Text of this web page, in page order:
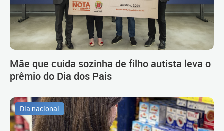
Mãe que cuida sozinha de filho autista leva o
prêmio do Dia dos Pais
Dia nacional